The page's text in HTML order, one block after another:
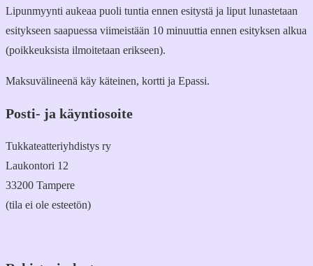
Lipunmyynti aukeaa puoli tuntia ennen esitystä ja liput lunastetaan
esitykseen saapuessa viimeistään 10 minuuttia ennen esityksen alkua
(poikkeuksista ilmoitetaan erikseen).
Maksuvälineenä käy käteinen, kortti ja Epassi.
Posti- ja käyntiosoite
Tukkateatteriyhdistys ry
Laukontori 12
33200 Tampere
(tila ei ole esteetön)